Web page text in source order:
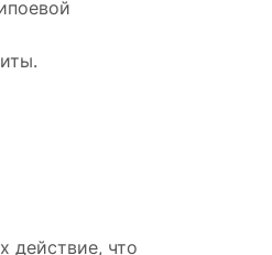
действие, что